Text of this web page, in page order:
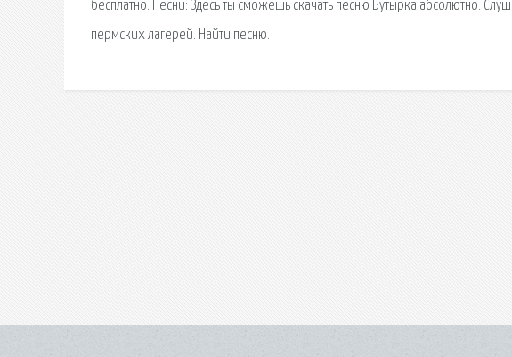
бесплатно. Песни: Здесь ты сможешь скачать песню Бутырка абсолютно.
пермских лагерей. Найти песню.